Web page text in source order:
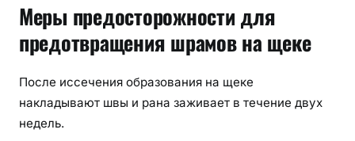
Меры предосторожности для
предотвращения шрамов на щеке
После иссечения образования на щеке
накладывают швы и рана заживает в течение двух
недель.